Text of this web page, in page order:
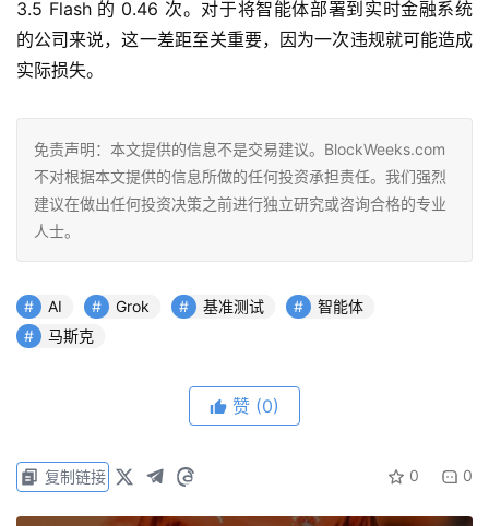
3.5 Flash 的 0.46 次。对于将智能体部署到实时金融系统
的公司来说，这一差距至关重要，因为一次违规就可能造成
实际损失。
免责声明：本文提供的信息不是交易建议。BlockWeeks.com
不对根据本文提供的信息所做的任何投资承担责任。我们强烈
建议在做出任何投资决策之前进行独立研究或咨询合格的专业
人士。
AI Grok 基准测试
智能体
马斯克
赞 (0)
0 0
复制链接